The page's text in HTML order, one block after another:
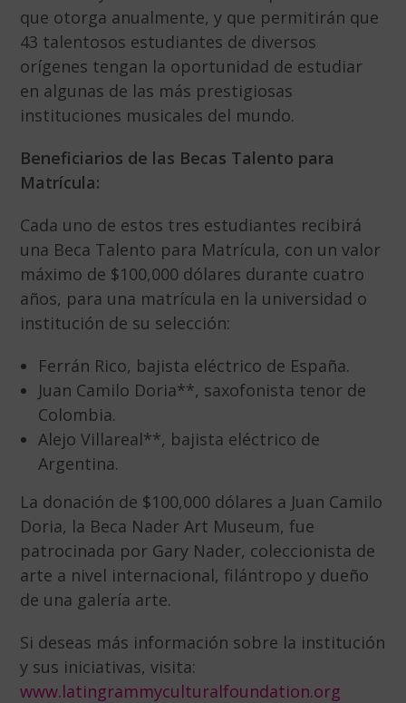
que otorga anualmente, y que permitirán que
43 talentosos estudiantes de diversos
orígenes tengan la oportunidad de estudiar
en algunas de las más prestigiosas
instituciones musicales del mundo.
Beneficiarios de las Becas Talento para
Matrícula:
Cada uno de estos tres estudiantes recibirá
una Beca Talento para Matrícula, con un valor
máximo de $100,000 dólares durante cuatro
años, para una matrícula en la universidad o
institución de su selección:
Ferrán Rico, bajista eléctrico de España.
Juan Camilo Doria**, saxofonista tenor de
Colombia.
Alejo Villareal**, bajista eléctrico de
Argentina.
La donación de $100,000 dólares a Juan Camilo
Doria, la Beca Nader Art Museum, fue
patrocinada por Gary Nader, coleccionista de
arte a nivel internacional, filántropo y dueño
de una galería arte.
Si deseas más información sobre la institución
y sus iniciativas, visita:
www.latingrammyculturalfoundation.org